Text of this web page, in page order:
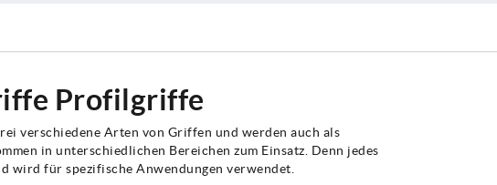
Profilgriffe
verschiedene Arten von Griffen und werden auch als
in unterschiedlichen Bereichen zum Einsatz. Denn jedes
wird für spezifische Anwendungen verwendet.